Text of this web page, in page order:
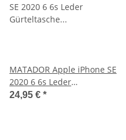
MATADOR Apple iPhone SE
2020 6 6s Leder
Gürteltasche Vertikal
24,95 € *